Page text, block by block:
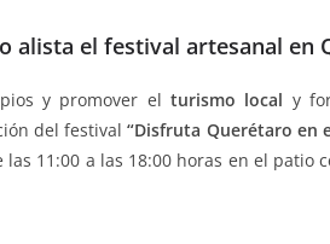
alista el festival artesanal en
y promover elturismo local y
del festival“Disfruta Querétaro en
11:00 a las 18:00 horas en el patio